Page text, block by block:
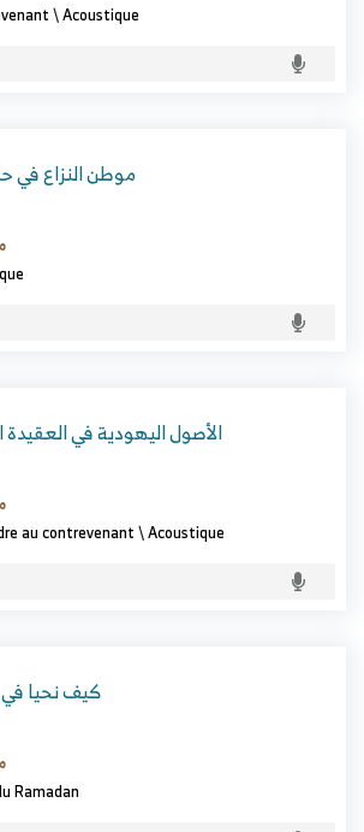
\Acoustique
(العربية) موطن النزاع
(العربية) الأصول اليهودية في
au contrevenant\Acoustique
(العربية) كيف
Ramadan